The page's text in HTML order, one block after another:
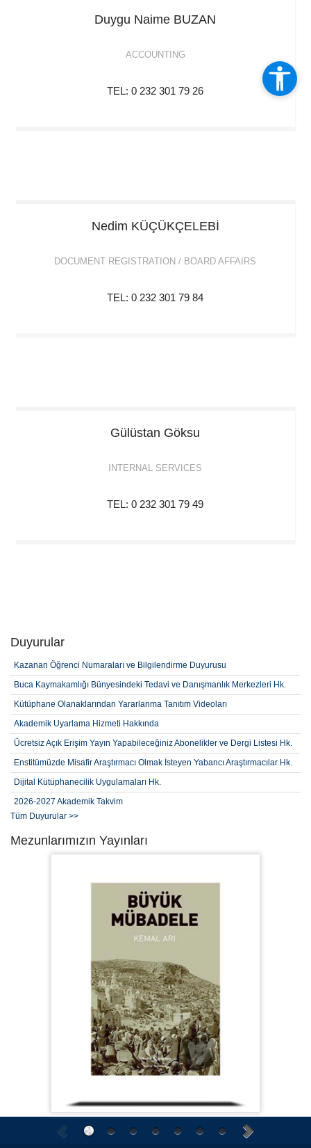
Duygu Naime BUZAN
ACCOUNTING
TEL: 0 232 301 79 26
Nedim KÜÇÜKÇELEBİ
DOCUMENT REGISTRATION / BOARD AFFAIRS
TEL: 0 232 301 79 84
Gülüstan Göksu
INTERNAL SERVICES
TEL: 0 232 301 79 49
Duyurular
Kazanan Öğrenci Numaraları ve Bilgilendirme Duyurusu
Buca Kaymakamlığı Bünyesindeki Tedavi ve Danışmanlık Merkezleri Hk.
Kütüphane Olanaklarından Yararlanma Tanıtım Videoları
Akademik Uyarlama Hizmeti Hakkında
Ücretsiz Açık Erişim Yayın Yapabileceğiniz Abonelikler ve Dergi Listesi Hk.
Enstitümüzde Misafir Araştırmacı Olmak İsteyen Yabancı Araştırmacılar Hk.
Dijital Kütüphanecilik Uygulamaları Hk.
2026-2027 Akademik Takvim
2026-2027 Öğretim Yılı Güz Yarıyılı (2. Alım) Lisansüstü Yabancı Kontenjan,
2026-2027 Öğretim Yılı Güz Yarıyılı (2. Alım) Lisansüstü Kontenjan,
Tüm Duyurular >>
Mezunlarımızın Yayınları